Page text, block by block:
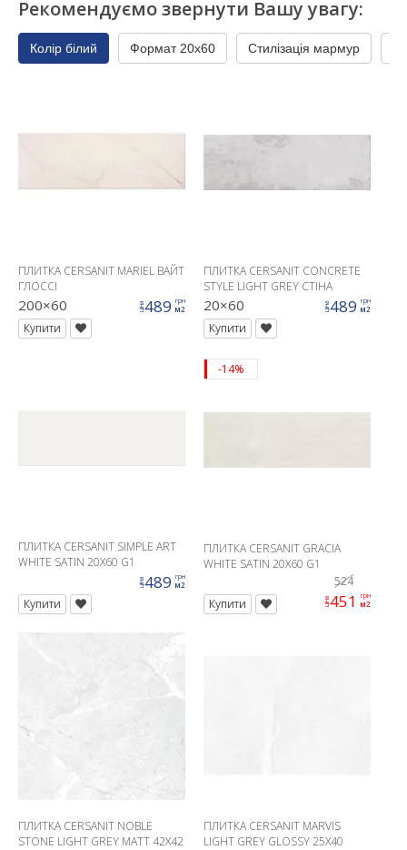
Рекомендуємо звернути Вашу увагу:
Колір білий Формат 20x60 Стилізація мармур
ПЛИТКА CERSANIT MARIEL ВАЙТ
ГЛОССІ
200×60 ціна489 грн
м2
Купити
ПЛИТКА CERSANIT CONCRETE
STYLE LIGHT GREY СТІНА
20×60 ціна489 грн
м2
Купити
ПЛИТКА CERSANIT SIMPLE ART
WHITE SATIN 20X60 G1
ціна489 грн
м2
Купити
-14%
ПЛИТКА CERSANIT GRACIA
WHITE SATIN 20X60 G1
524
Купити
ціна451 грн
м2
ПЛИТКА CERSANIT NOBLE
STONE LIGHT GREY MATT 42X42
ПЛИТКА CERSANIT MARVIS
LIGHT GREY GLOSSY 25X40